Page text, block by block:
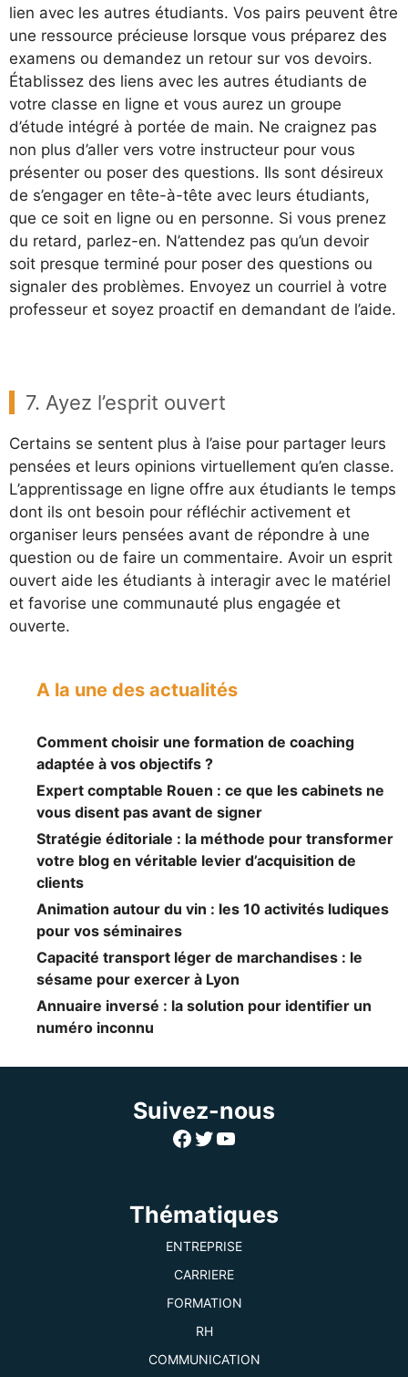
lien avec les autres étudiants. Vos pairs peuvent être
une ressource précieuse lorsque vous préparez des
examens ou demandez un retour sur vos devoirs.
Établissez des liens avec les autres étudiants de
votre classe en ligne et vous aurez un groupe
d’étude intégré à portée de main. Ne craignez pas
non plus d’aller vers votre instructeur pour vous
présenter ou poser des questions. Ils sont désireux
de s’engager en tête-à-tête avec leurs étudiants,
que ce soit en ligne ou en personne. Si vous prenez
du retard, parlez-en. N’attendez pas qu’un devoir
soit presque terminé pour poser des questions ou
signaler des problèmes. Envoyez un courriel à votre
professeur et soyez proactif en demandant de l’aide.
7. Ayez l’esprit ouvert
Certains se sentent plus à l’aise pour partager leurs
pensées et leurs opinions virtuellement qu’en classe.
L’apprentissage en ligne offre aux étudiants le temps
dont ils ont besoin pour réfléchir activement et
organiser leurs pensées avant de répondre à une
question ou de faire un commentaire. Avoir un esprit
ouvert aide les étudiants à interagir avec le matériel
et favorise une communauté plus engagée et
ouverte.
A la une des actualités
Comment choisir une formation de coaching
adaptée à vos objectifs ?
Expert comptable Rouen : ce que les cabinets ne
vous disent pas avant de signer
Stratégie éditoriale : la méthode pour transformer
votre blog en véritable levier d’acquisition de
clients
Animation autour du vin : les 10 activités ludiques
pour vos séminaires
Capacité transport léger de marchandises : le
sésame pour exercer à Lyon
Annuaire inversé : la solution pour identifier un
numéro inconnu
Suivez-nous
Facebook
Twitter
YouTube
Thématiques
ENTREPRISE
CARRIERE
FORMATION
RH
COMMUNICATION